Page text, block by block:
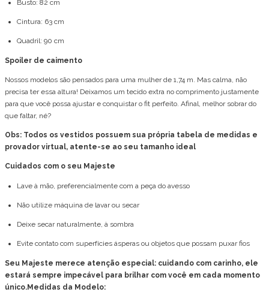
Busto: 82 cm
Cintura: 63 cm
Quadril: 90 cm
Spoiler de caimento
Nossos modelos são pensados para uma mulher de 1,74 m. Mas calma, não
precisa ter essa altura! Deixamos um tecido extra no comprimento justamente
para que você possa ajustar e conquistar o fit perfeito. Afinal, melhor sobrar do
que faltar, né?
Obs: Todos os vestidos possuem sua própria tabela de medidas e
provador virtual, atente-se ao seu tamanho ideal
Cuidados com o seu Majeste
Lave à mão, preferencialmente com a peça do avesso
Não utilize máquina de lavar ou secar
Deixe secar naturalmente, à sombra
Evite contato com superfícies ásperas ou objetos que possam puxar fios
Seu Majeste merece atenção especial: cuidando com carinho, ele
estará sempre impecável para brilhar com você em cada momento
único.Medidas da Modelo: